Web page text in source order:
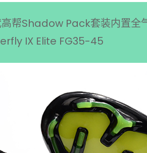
帮Shadow Pack套装内置全
IX Elite FG35-45